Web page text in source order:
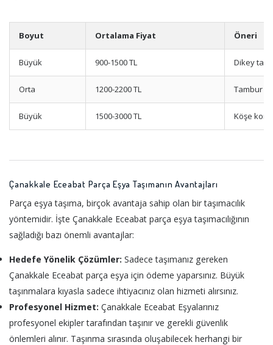
Boyut Ortalama Fiyat Öneri
Büyük 900-1500 TL Dikey
Orta 1200-2200 TL Tambur
Büyük 1500-3000 TL Köşe
Çanakkale Eceabat Parça Eşya Taşımanın Avantajları
Parça eşya taşıma, birçok avantaja sahip olan bir taşımacılık
yöntemidir. İşte Çanakkale Eceabat parça eşya taşımacılığının
sağladığı bazı önemli avantajlar:
Hedefe Yönelik Çözümler: Sadece taşımanız gereken
Çanakkale Eceabat parça eşya için ödeme yaparsınız. Büyük
taşınmalara kıyasla sadece ihtiyacınız olan hizmeti alırsınız.
Profesyonel Hizmet: Çanakkale Eceabat Eşyalarınız
profesyonel ekipler tarafından taşınır ve gerekli güvenlik
önlemleri alınır. Taşınma sırasında oluşabilecek herhangi bir